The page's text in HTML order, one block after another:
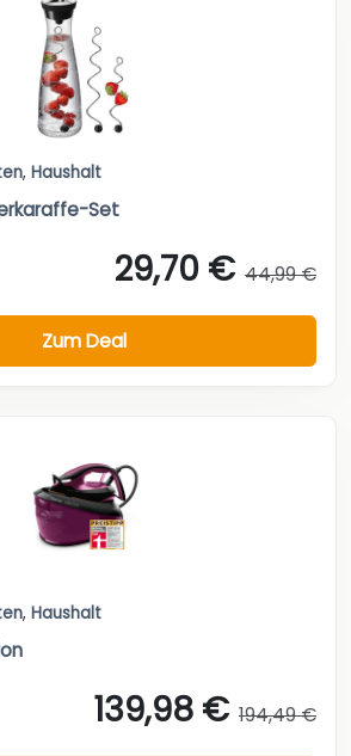
, Haushalt
Set
29,70 € 44,99 €
Zum Deal
, Haushalt
139,98 € 194,49 €